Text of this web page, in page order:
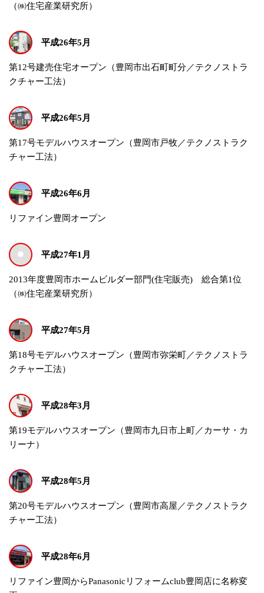
（㈱住宅産業研究所）
平成26年5月
第12号建売住宅オープン（豊岡市出石町町分／テクノストラ
クチャー工法）
平成26年5月
第17号モデルハウスオープン（豊岡市戸牧／テクノストラク
チャー工法）
平成26年6月
リファイン豊岡オープン
平成27年1月
2013年度豊岡市ホームビルダー部門(住宅販売) 総合第1位
（㈱住宅産業研究所）
平成27年5月
第18号モデルハウスオープン（豊岡市弥栄町／テクノストラ
クチャー工法）
平成28年3月
第19モデルハウスオープン（豊岡市九日市上町／カーサ・カ
リーナ）
平成28年5月
第20号モデルハウスオープン（豊岡市高屋／テクノストラク
チャー工法）
平成28年6月
リファイン豊岡からPanasonicリフォームclub豊岡店に名称変